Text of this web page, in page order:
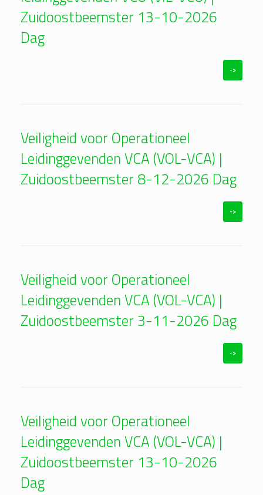
Zuidoostbeemster 13-10-2026
Dag
->
Veiligheid voor Operationeel
Leidinggevenden VCA (VOL-VCA) |
Zuidoostbeemster 8-12-2026 Dag
->
Veiligheid voor Operationeel
Leidinggevenden VCA (VOL-VCA) |
Zuidoostbeemster 3-11-2026 Dag
->
Veiligheid voor Operationeel
Leidinggevenden VCA (VOL-VCA) |
Zuidoostbeemster 13-10-2026
Dag